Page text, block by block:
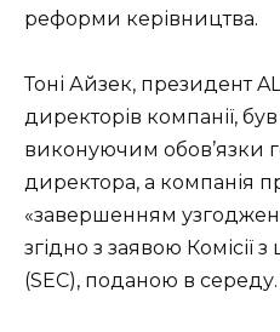
реформи керівництва.
Тоні Айзек, президент
директорів компанії,
виконуючим обов’язки
директора, а компанія
«завершенням
згідно з заявою Комісії
(SEC), поданою в середу.